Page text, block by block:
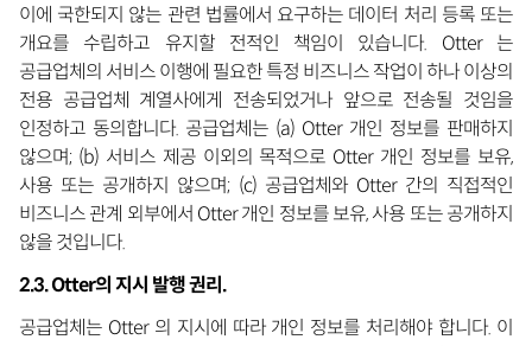
이에 국한되지 않는 관련 법률에서 요구하는 데이터 처리 등록 또는
개요를 수립하고 유지할 전적인 책임이 있습니다. Otter 는
공급업체의 서비스 이행에 필요한 특정 비즈니스 작업이 하나 이상의
전용 공급업체 계열사에게 전송되었거나 앞으로 전송될 것임을
인정하고 동의합니다. 공급업체는 (a) Otter 개인 정보를 판매하지
않으며; (b) 서비스 제공 이외의 목적으로 Otter 개인 정보를 보유,
사용 또는 공개하지 않으며; (c) 공급업체와 Otter 간의 직접적인
비즈니스 관계 외부에서 Otter 개인 정보를 보유, 사용 또는 공개하지
않을 것입니다.
2.3. Otter의 지시 발행 권리.
공급업체는 Otter 의 지시에 따라 개인 정보를 처리해야 합니다. 이